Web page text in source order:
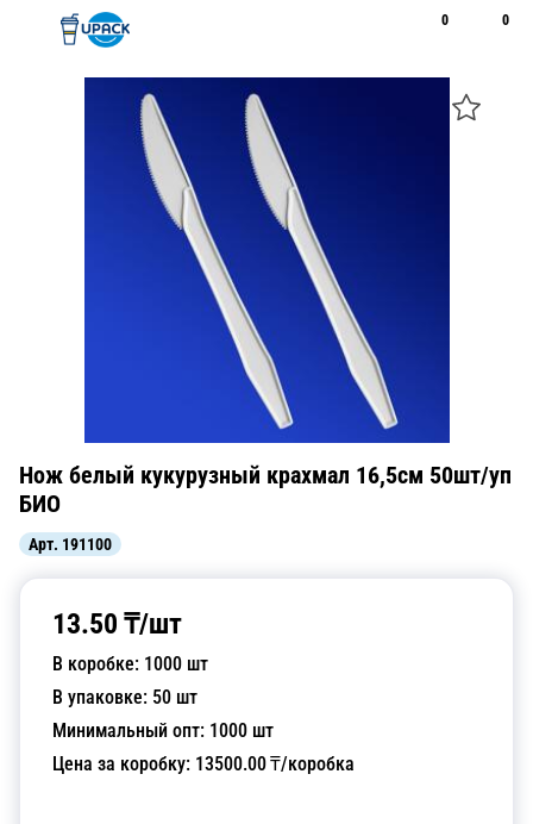
0 0
Нож белый кукурузный крахмал 16,5см 50шт/уп
БИО
Арт. 191100
13.50 ₸/шт
В коробке: 1000 шт
В упаковке: 50 шт
Минимальный опт: 1000 шт
Цена за коробку: 13500.00₸/коробка